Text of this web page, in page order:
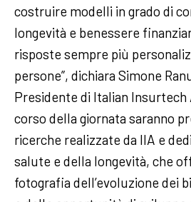
costruire modelli in grado di
longevità e benessere
risposte sempre più
persone”, dichiara Simone
Presidente di Italian Insurtech
corso della giornata saranno
ricerche realizzate da IIA e
salute e della longevità, che
fotografia dell’evoluzione dei